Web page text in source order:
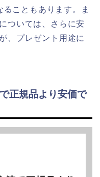
こともあります。ま
ついては、さらに安
、プレゼント用途に
正規品より安価で